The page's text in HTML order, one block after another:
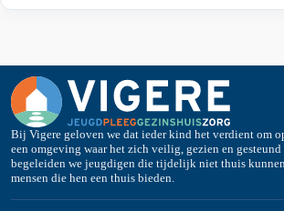
Bij Vigere geloven we dat ieder kind het verdient om
een omgeving waar het zich veilig, gezien en
begeleiden we jeugdigen die tijdelijk niet thuis
mensen die hen een thuis bieden.